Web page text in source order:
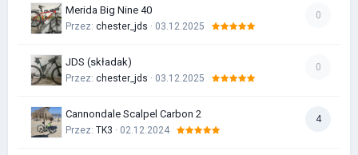
0
Merida Big Nine 40
Przez: chester_jds · 03.12.2025
0
JDS (składak)
Przez: chester_jds · 03.12.2025
4
Cannondale Scalpel Carbon 2
Przez: TK3 · 02.12.2024